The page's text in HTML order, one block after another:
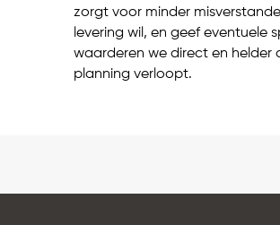
zorgt voor minder
levering wil, en geef eventuele
waarderen we direct en
planning verloopt.